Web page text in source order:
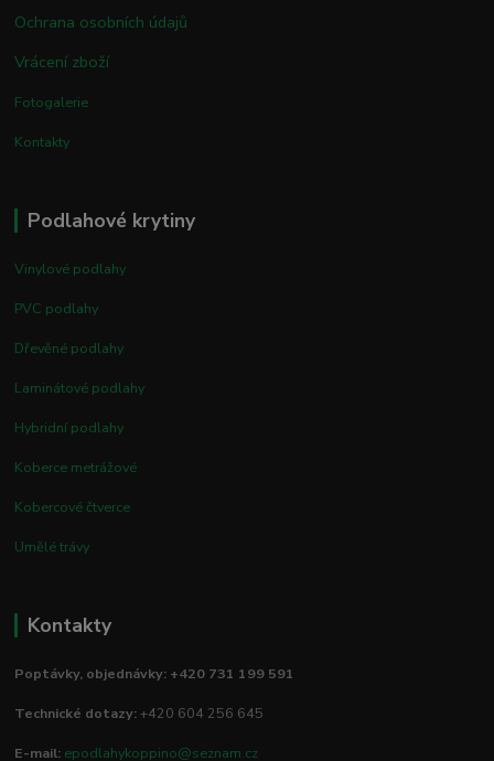
Ochrana osobních údajů
Vrácení zboží
Fotogalerie
Kontakty
Podlahové krytiny
Vinylové podlahy
PVC podlahy
Dřevěné podlahy
Laminátové podlahy
Hybridní podlahy
Koberce metrážové
Kobercové čtverce
Umělé trávy
Kontakty
Poptávky, objednávky: +420 731 199 591
Technické dotazy:+420 604 256 645
E-mail: epodlahykoppino@seznam.cz